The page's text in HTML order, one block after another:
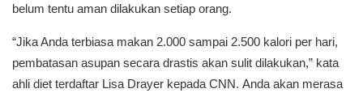
belum tentu aman dilakukan setiap orang.
“Jika Anda terbiasa makan 2.000 sampai 2.500 kalori per hari,
pembatasan asupan secara drastis akan sulit dilakukan,” kata
ahli diet terdaftar Lisa Drayer kepada CNN. Anda akan merasa